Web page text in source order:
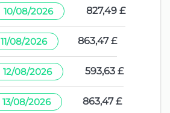
10/08/2026 827,49 £
11/08/2026 863,47 £
12/08/2026 593,63 £
13/08/2026 863,47 £